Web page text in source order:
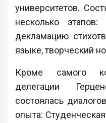
университетов.
несколько этапов:
декламацию
языке, творческий
Кроме самого
делегации
состоялась
опыта: